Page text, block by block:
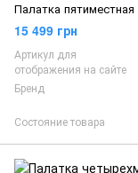
15 499 грн
Артикул для
отображения на сайте
Бренд
Состояние товара